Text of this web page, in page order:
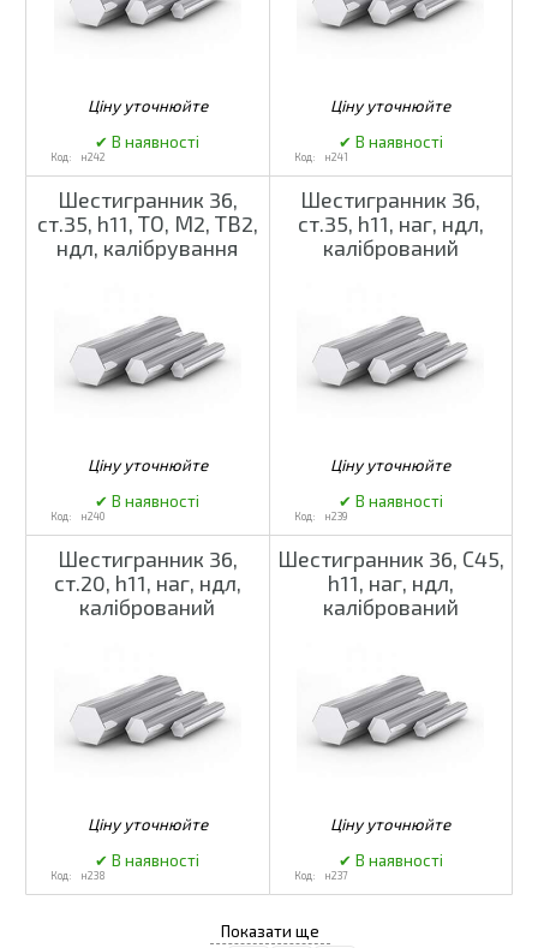
н242 н241
Шестигранник 36,
ст.35, h11, ТО, М2, ТВ2,
ндл, калібрування
н240
Шестигранник 36,
ст.35, h11, наг, ндл,
калібрований
н239
Шестигранник 36,
ст.20, h11, наг, ндл,
калібрований
н238
Шестигранник 36, С45,
h11, наг, ндл,
калібрований
н237